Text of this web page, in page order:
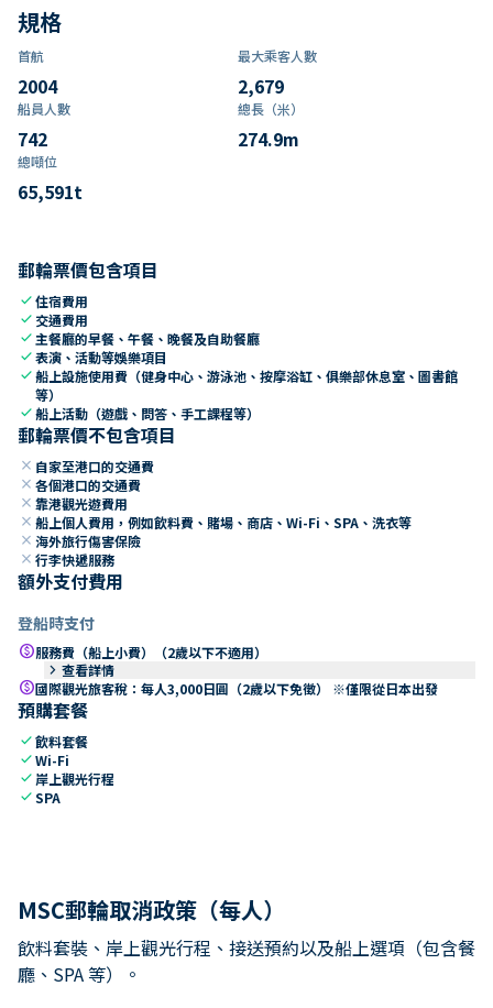
規格
首航
2004
最大乘客人數
2,679
船員人數
742
總長（米）
274.9m
總噸位
65,591t
郵輪票價包含項目
check住宿費用
check 交通費用
check 主餐廳的早餐、午餐、晚餐及自助餐廳
check表演、活動等娛樂項目
check船上設施使用費（健身中心、游泳池、按摩浴缸、俱樂部休息室、圖書館
等）
check船上活動（遊戲、問答、手工課程等）
郵輪票價不包含項目
close 自家至港口的交通費
close 各個港口的交通費
close 靠港觀光遊費用
close 船上個人費用，例如飲料費、賭場、商店、Wi-Fi、SPA、洗衣等
close 海外旅行傷害保險
close 行李快遞服務
額外支付費用
登船時支付
paid服務費（船上小費）（2歲以下不適用）
keyboard_arrow_right 查看詳情
paid國際觀光旅客稅：每人3,000日圓（2歲以下免徵） ※僅限從日本出發
預購套餐
check飲料套餐
checkWi-Fi
check 岸上觀光行程
checkSPA
MSC郵輪取消政策（每人）
飲料套裝、岸上觀光行程、接送預約以及船上選項（包含餐
廳、SPA 等）。